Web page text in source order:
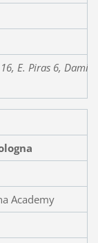
E. Piras 6,
Academy